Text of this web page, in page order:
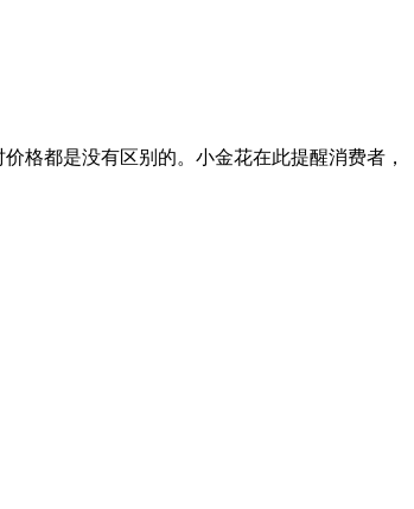
格都是没有区别的。小金花在此提醒消费者，